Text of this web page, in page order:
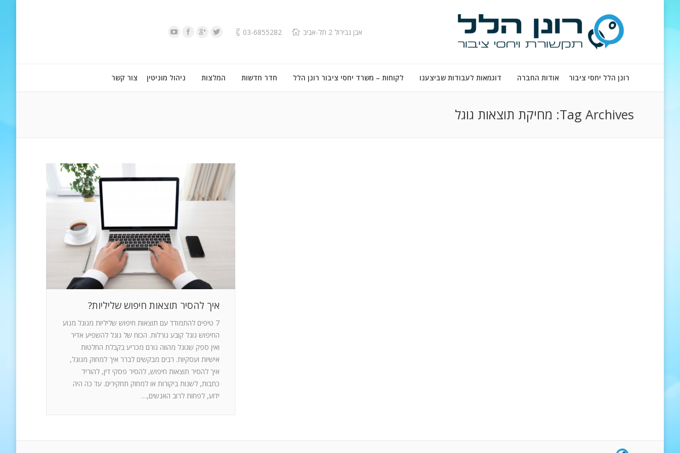
אבן גבירול 2 תל-אביב 03-6855282
רונן הלל יחסי ציבור אודות החברה דוגמאות לעבודות שביצענו לקוחות – משרד יחסי ציבור רונן הלל חדר חדשות המלצות ניהול מוניטין צור קשר
Tag Archives: מחיקת תוצאות גוגל
איך להסיר תוצאות חיפוש שליליות?
7 טיפים להתמודד עם תוצאות חיפוש שליליות מגוגל מנוע
החיפוש גוגל קובע גורלות. הכוח של גוגל להשפיע אדיר
ואין ספק שגוגל מהווה גורם מכריע בקבלת החלטות
אישיות ועסקיות. רבים מבקשים לברר איך למחוק מגוגל,
איך להסיר תוצאות חיפוש, להסיר פסקי דין, להוריד
כתבות, לשנות ביקורות או למחוק תחקירים. עד כה היה
ידוע, לפחות לרוב האנשים,…